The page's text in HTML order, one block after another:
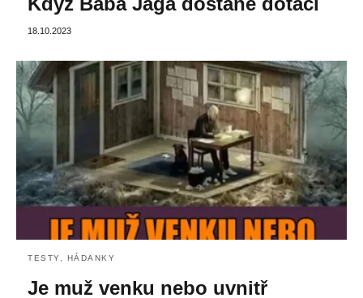
18.10.2023
TESTY, HÁDANKY
Je muž venku nebo uvnitř